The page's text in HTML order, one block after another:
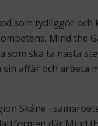
som tydliggör och
Mind the
som ska ta nästa
affär och arbeta
Skåne i